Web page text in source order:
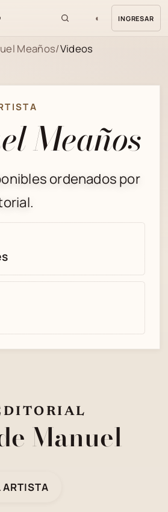
◐ INGRESAR
Meaños/Videos
Meaños
ordenados por
Manuel
ARTISTA